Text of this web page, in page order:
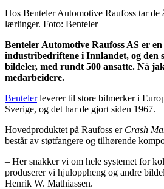
Hos Benteler Automotive Raufoss tar
lærlinger. Foto: Benteler
Benteler Automotive Raufoss AS er en
industribedriftene i Innlandet, og den
bildeler, med rundt 500 ansatte. Nå
medarbeidere.
Bentelerleverer til store bilmerker i
Sverige, og det har de gjort siden 1967.
Hovedproduktet på Raufoss er Crash
består av støtfangere og tilhørende
– Her snakker vi om hele systemet for
produserer vi hjuloppheng og andre
Henrik W. Mathiassen.